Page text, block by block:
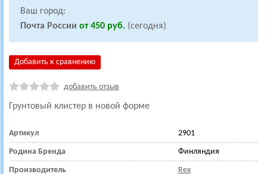
Ваш город:
Почта России от 450 руб. (сегодня)
Добавить к сравнению
добавить отзыв
Грунтовый клистер в новой форме
Артикул 2901
Родина Бренда Финляндия
Производитель Rex